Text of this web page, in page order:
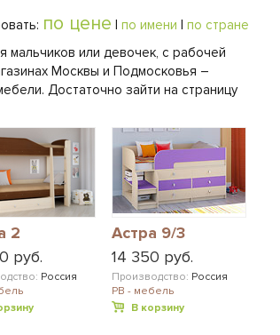
по цене | по имени | по стране
мальчиков или девочек, с рабочей
Москвы и Подмосковья –
Достаточно зайти на страницу
2
руб.
Россия
Астра 9/3
14 350 руб.
Производство: Россия
РВ - мебель
В корзину